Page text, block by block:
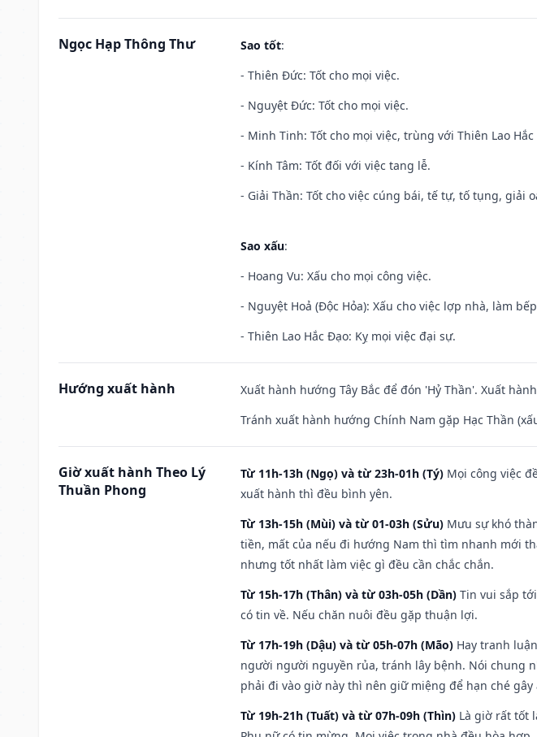
Ngọc Hạp Thông Thư Sao tốt:
- Thiên Đức: Tốt cho mọi việc.
- Nguyệt Đức: Tốt cho mọi việc.
- Minh Tinh: Tốt cho mọi việc, trùng với Thiên Lao
- Kính Tâm: Tốt đối với việc tang lễ.
- Giải Thần: Tốt cho việc cúng bái, tế tự, tố tụng, giải
Sao xấu:
- Hoang Vu: Xấu cho mọi công việc.
- Nguyệt Hoả (Độc Hỏa): Xấu cho việc lợp nhà, làm
- Thiên Lao Hắc Đạo: Kỵ mọi việc đại sự.
Hướng xuất hành
Xuất hành hướng Tây Bắc để đón 'Hỷ Thần'. Xuất
Tránh xuất hành hướng Chính Nam gặp Hạc Thần
Giờ xuất hành Theo Lý
Thuần Phong
Từ 11h-13h (Ngọ) và từ 23h-01h (Tý) Mọi công việc
xuất hành thì đều bình yên.
Từ 13h-15h (Mùi) và từ 01-03h (Sửu) Mưu sự khó
tiền, mất của nếu đi hướng Nam thì tìm nhanh mới
nhưng tốt nhất làm việc gì đều cần chắc chắn.
Từ 15h-17h (Thân) và từ 03h-05h (Dần) Tin vui sắp
có tin về. Nếu chăn nuôi đều gặp thuận lợi.
Từ 17h-19h (Dậu) và từ 05h-07h (Mão) Hay tranh
người người nguyền rủa, tránh lây bệnh. Nói chung
phải đi vào giờ này thì nên giữ miệng để hạn ché gây
Từ 19h-21h (Tuất) và từ 07h-09h (Thìn) Là giờ rất tốt